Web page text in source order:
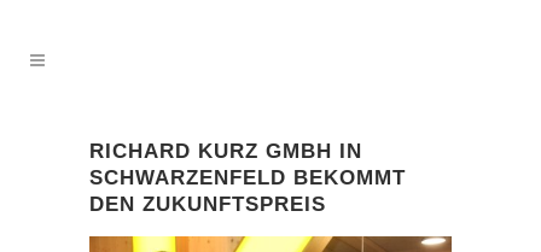
RICHARD KURZ GMBH IN
SCHWARZENFELD BEKOMMT
DEN ZUKUNFTSPREIS